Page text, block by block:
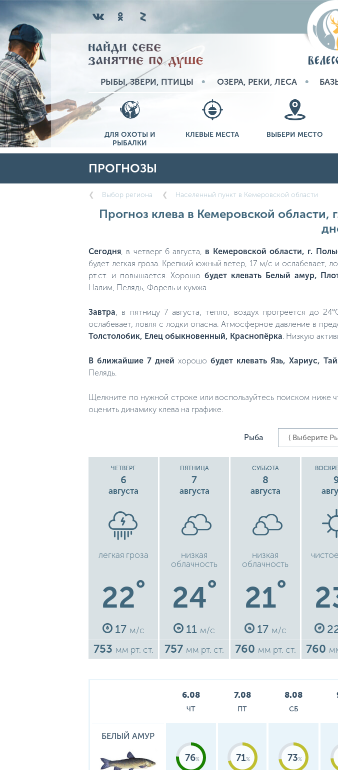
РЫБЫ, ЗВЕРИ, ПТИЦЫ ОЗЕРА, РЕКИ, ЛЕСА
ДЛЯ ОХОТЫ И
РЫБАЛКИ
КЛЕВЫЕ МЕСТА ВЫБЕРИ МЕСТО
ПРОГНОЗЫ
Выбор региона Населенный пункт в Кемеровской области
Прогноз клева в Кемеровской области,
Сегодня , в четверг 6 августа, в Кемеровской области, г.
будет легкая гроза. Крепкий южный ветер, 17 м/с и
рт.ст. и повышается. Хорошобудет клевать Белый амур,
Налим, Пелядь, Форель и кумжа.
Завтра , в пятницу 7 августа, тепло, воздух прогреется до
ослабевает, ловля с лодки опасна. Атмосферное давление в
Толстолобик, Елец обыкновенный, Краснопёрка . Низкую
В ближайшие 7 дней хорошо будет клевать Язь, Хариус,
Пелядь.
Щелкните по нужной строке или воспользуйтесь поиском ниже
оценить динамику клева на графике.
Рыба
ЧЕТВЕРГ
6
августа
легкая гроза
22°
17 м/с
753 мм рт. ст.
ПЯТНИЦА
7
августа
низкая
облачность
24°
11 м/с
757 мм рт. ст.
СУББОТА
8
августа
низкая
облачность
21°
17 м/с
760 мм рт. ст. 760
6.08
ЧТ
7.08
ПТ
8.08
СБ
БЕЛЫЙ АМУР
76 71 73